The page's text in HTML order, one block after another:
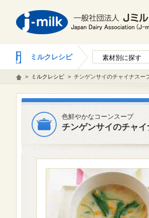
ミルクレシピ 素材別に探す
> ミルクレシピ > チンゲンサイのチャイナスー
色鮮やかなコーンスープ
チンゲンサイのチャ